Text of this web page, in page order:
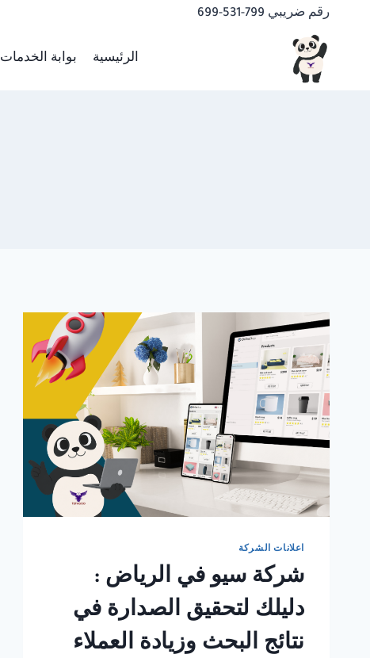
المحتوى
رقم ضريبي 799-531-699
الرئيسية بوابة الخدمات
اعلانات الشركة
شركة سيو في الرياض :
دليلك لتحقيق الصدارة في
نتائج البحث وزيادة العملاء